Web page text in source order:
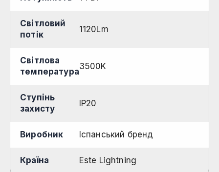
Світловий
потік
1120Lm
Світлова
температура
3500K
Ступінь
захисту
IP20
Виробник Іспанський бренд
Країна Este Lightning